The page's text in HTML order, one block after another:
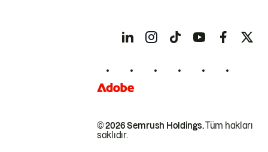
© 2026 Semrush Holdings.Tüm hakları
saklıdır.